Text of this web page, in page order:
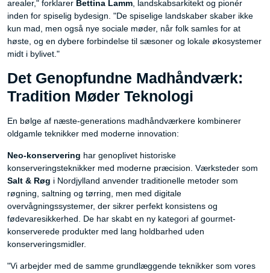
arealer," forklarer Bettina Lamm , landskabsarkitekt og pionér
inden for spiselig bydesign. "De spiselige landskaber skaber ikke
kun mad, men også nye sociale møder, når folk samles for at
høste, og en dybere forbindelse til sæsoner og lokale økosystemer
midt i bylivet."
Det Genopfundne Madhåndværk:
Tradition Møder Teknologi
En bølge af næste-generations madhåndværkere kombinerer
oldgamle teknikker med moderne innovation:
Neo-konservering har genoplivet historiske
konserveringsteknikker med moderne præcision. Værksteder som
Salt & Røg i Nordjylland anvender traditionelle metoder som
røgning, saltning og tørring, men med digitale
overvågningssystemer, der sikrer perfekt konsistens og
fødevaresikkerhed. De har skabt en ny kategori af gourmet-
konserverede produkter med lang holdbarhed uden
konserveringsmidler.
"Vi arbejder med de samme grundlæggende teknikker som vores